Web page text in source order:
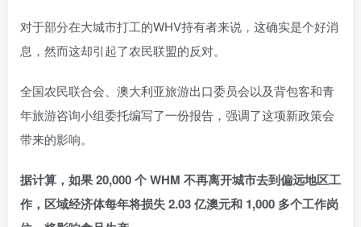
对于部分在大城市打工的WHV持有者来说，这确实是个好消
息，然而这却引起了农民联盟的反对。
全国农民联合会、澳大利亚旅游出口委员会以及背包客和青
年旅游咨询小组委托编写了一份报告，强调了这项新政策会
带来的影响。
据计算，如果 20,000 个 WHM 不再离开城市去到偏远地区工
作，区域经济体每年将损失 2.03 亿澳元和 1,000 多个工作岗